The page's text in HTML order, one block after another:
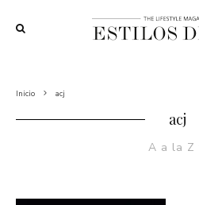
Inicio acj
acj
A a la Z